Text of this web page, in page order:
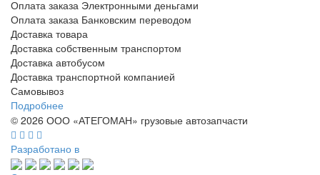
Оплата заказа Электронными деньгами
Оплата заказа Банковским переводом
Доставка товара
Доставка собственным транспортом
Доставка автобусом
Доставка транспортной компанией
Самовывоз
Подробнее
© 2026 ООО «АТЕГОМАН» грузовые автозапчасти
Разработано в